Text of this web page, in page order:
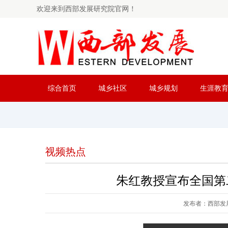
欢迎来到西部发展研究院官网！
综合首页 城乡社区 城乡规划 生涯教育
视频热点
朱红教授宣布全国
发布者：西部